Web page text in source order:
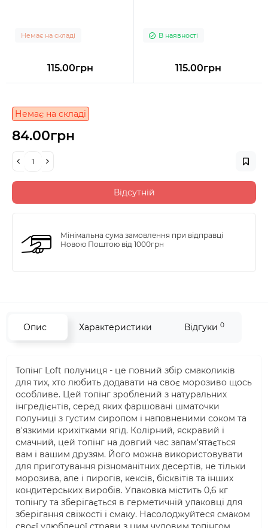
Немає на складі
115.00грн
В наявності
115.00грн
Немає на складі
84.00грн
Відсутній
Мінімальна сума замовлення при відправці
Новою Поштою від 1000грн
Опис Характеристики Відгуки 0
Топінг Loft полуниця - це повний збір смаколиків
для тих, хто любить додавати на своє морозиво щось
особливе. Цей топінг зроблений з натуральних
інгредієнтів, серед яких фаршовані шматочки
полуниці з густим сиропом і наповненими соком та
в'язкими крихітками ягід. Колірний, яскравий і
смачний, цей топінг на довгий час запам'ятається
вам і вашим друзям. Його можна використовувати
для приготування різноманітних десертів, не тільки
морозива, але і пирогів, кексів, бісквітів та інших
кондитерських виробів. Упаковка містить 0,6 кг
топінгу та зберігається в герметичній упаковці для
зберігання свіжості і смаку. Насолоджуйтеся смаком